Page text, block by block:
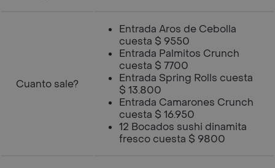
Cuanto sale?
Entrada Aros de Cebolla
cuesta $ 9550
Entrada Palmitos Crunch
cuesta $ 7700
Entrada Spring Rolls cuesta
$ 13.800
Entrada Camarones Crunch
cuesta $ 16.950
12 Bocados sushi dinamita
fresco cuesta $ 9800